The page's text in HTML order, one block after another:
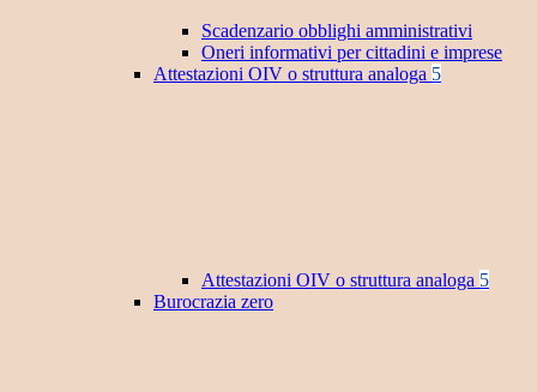
Scadenzario obblighi amministrativi
Oneri informativi per cittadini e imprese
Attestazioni OIV o struttura analoga 5
Attestazioni OIV o struttura analoga 5
Burocrazia zero